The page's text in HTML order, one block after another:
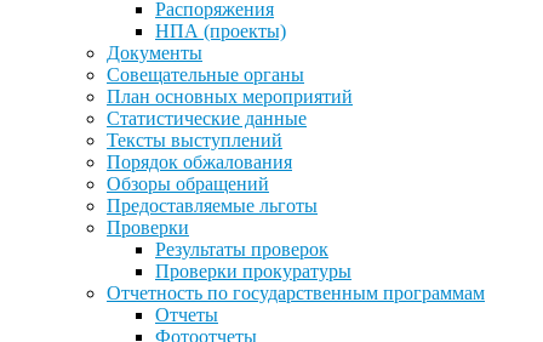
Распоряжения
НПА (проекты)
Документы
Совещательные органы
План основных мероприятий
Статистические данные
Тексты выступлений
Порядок обжалования
Обзоры обращений
Предоставляемые льготы
Проверки
Результаты проверок
Проверки прокуратуры
Отчетность по государственным программам
Отчеты
Фотоотчеты